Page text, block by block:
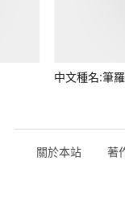
中文種名:筆
關於本站 著